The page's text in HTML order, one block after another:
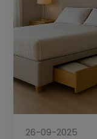
26-09-2025